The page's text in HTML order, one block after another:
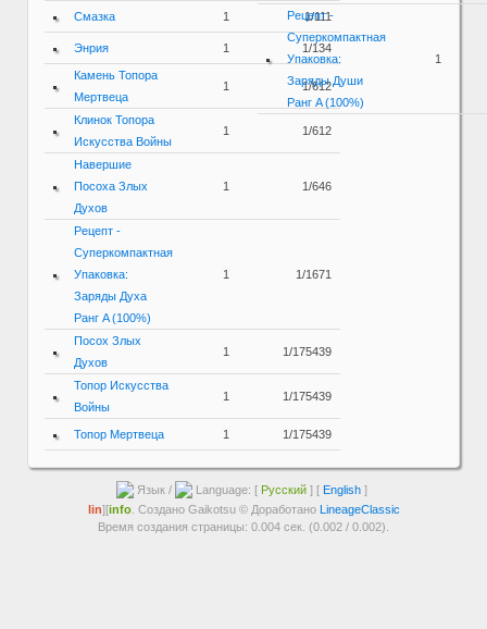
Смазка 1 1/111
Энрия 1 1/134
Камень Топора
Мертвеца
1 1/612
Клинок Топора
Искусства Войны
1 1/612
Навершие
Посоха Злых
Духов
1 1/646
Рецепт -
Суперкомпактная
Упаковка:
Заряды Духа
Ранг A (100%)
1 1/1671
Посох Злых
Духов
1 1/175439
Топор Искусства
Войны
1 1/175439
Топор Мертвеца 1 1/175439
Рецепт -
Суперкомпактная
Упаковка:
Заряды Души
Ранг A (100%)
1
Язык / Language: [ Русский ] [ English ]
lin][info. Создано Gaikotsu © Доработано LineageClassic
Время создания страницы: 0.004 сек. (0.002 / 0.002).